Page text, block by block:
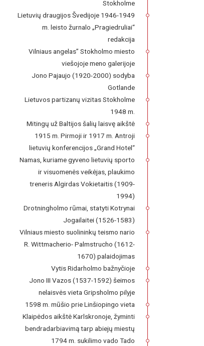
Stokholme
Lietuvių draugijos Švedijoje 1946-1949
m. leisto žurnalo „Pragiedruliai“
redakcija
Vilniaus angelas” Stokholmo miesto
viešojoje meno galerijoje
Jono Pajaujo (1920-2000) sodyba
Gotlande
Lietuvos partizanų vizitas Stokholme
1948 m.
Mitingų už Baltijos šalių laisvę aikštė
1915 m. Pirmoji ir 1917 m. Antroji
lietuvių konferencijos „Grand Hotel“
Namas, kuriame gyveno lietuvių sporto
ir visuomenės veikėjas, plaukimo
treneris Algirdas Vokietaitis (1909-
1994)
Drotningholmo rūmai, statyti Kotrynai
Jogailaitei (1526-1583)
Vilniaus miesto suolininkų teismo nario
R. Wittmacherio- Palmstrucho (1612-
1670) palaidojimas
Vytis Ridarholmo bažnyčioje
Jono III Vazos (1537-1592) šeimos
nelaisvės vieta Gripsholmo pilyje
1598 m. mūšio prie Linšiopingo vieta
Klaipėdos aikštė Karlskronoje, žyminti
bendradarbiavimą tarp abiejų miestų
1794 m. sukilimo vado Tado